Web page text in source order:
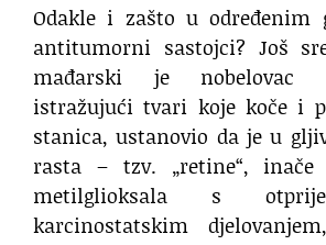
Odakle i zašto u određenim
antitumorni sastojci? Još
mađarski je nobelovac
istražujući tvari koje koče i
stanica, ustanovio da je u
rasta – tzv. „retine“, inače
metilglioksala s
karcinostatskim